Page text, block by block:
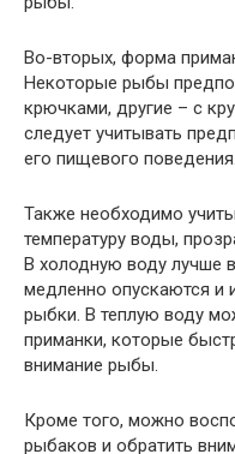
Во-вторых, форма
Некоторые рыбы
крючками, другие – с
следует учитывать
его пищевого поведения.
Также необходимо
температуру воды,
В холодную воду лучше
медленно опускаются и
рыбки. В теплую воду
приманки, которые
внимание рыбы.
Кроме того, можно
рыбаков и обратить